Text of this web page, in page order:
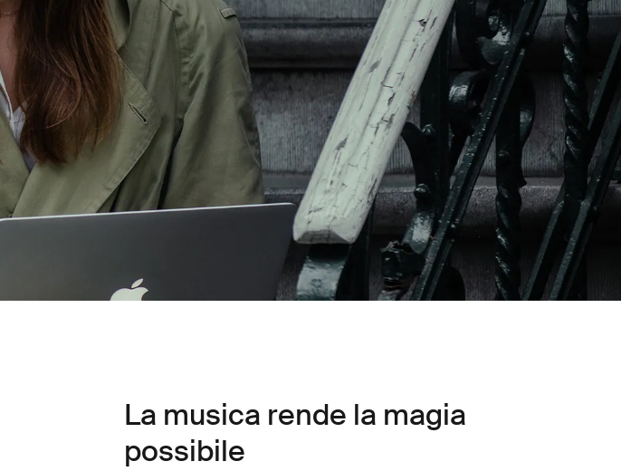
La musica rende la magia
possibile